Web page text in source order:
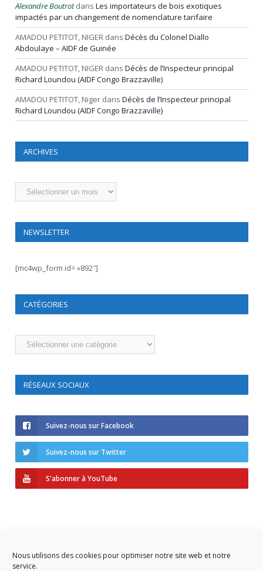
Nous utilisons des cookies pour optimiser notre site web et notre
service.
Alexandre Boutrotdans Les importateurs de bois exotiques
impactés par un changement de nomenclature tarifaire
AMADOU PETITOT, NIGER dans Décès du Colonel Diallo
Abdoulaye – AIDF de Guinée
AMADOU PETITOT, NIGER dans Décès de l’Inspecteur principal
Richard Loundou (AIDF Congo Brazzaville)
AMADOU PETITOT, Niger dans Décès de l’Inspecteur principal
Richard Loundou (AIDF Congo Brazzaville)
ARCHIVES
Archives
NEWSLETTER
[mc4wp_form id= »892″]
CATÉGORIES
Catégories
RÉSEAUX SOCIAUX
Suivez-nous sur Facebook
Suivez-nous sur Twitter
S'abonner à YouTube